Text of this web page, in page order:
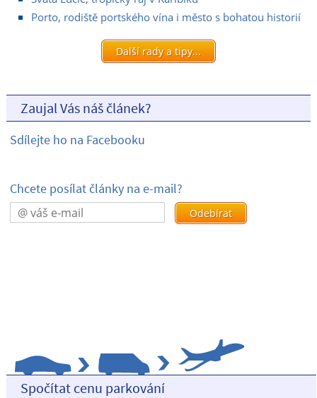
Porto, rodiště portského vína i město s bohatou historií
Další rady a tipy...
Zaujal Vás náš článek?
Sdílejte ho na Facebooku
Chcete posílat články na e-mail?
Spočítat cenu parkování